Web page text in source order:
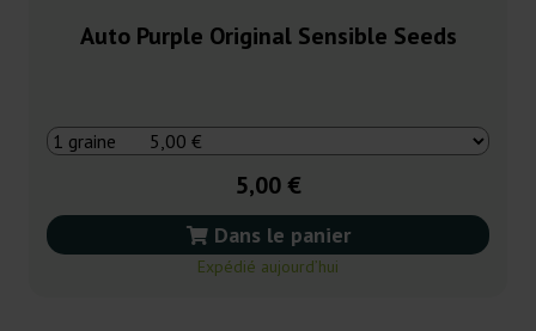
Auto Purple Original Sensible Seeds
5,00 €
Dans le panier
Expédié aujourd’hui